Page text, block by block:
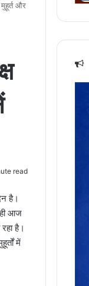
और
read
है।
ही आज
है।
में